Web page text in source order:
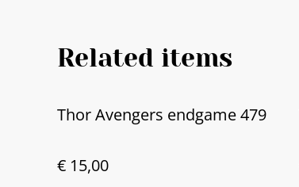
Related items
Thor Avengers endgame 479
€ 15,00